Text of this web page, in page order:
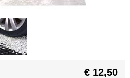
€ 12,50